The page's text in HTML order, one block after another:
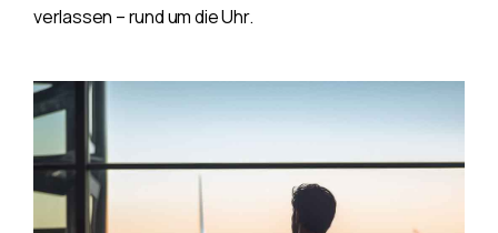
verlassen – rund um die Uhr.